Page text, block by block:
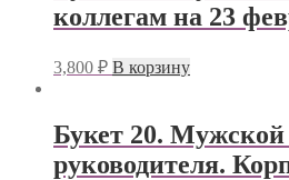
коллегам на 23
3,800 ₽ В корзину
Букет 20. Мужской
руководителя.